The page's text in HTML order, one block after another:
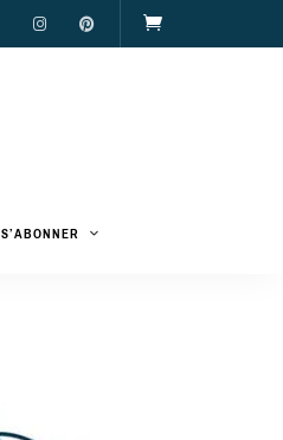
S’ABONNER